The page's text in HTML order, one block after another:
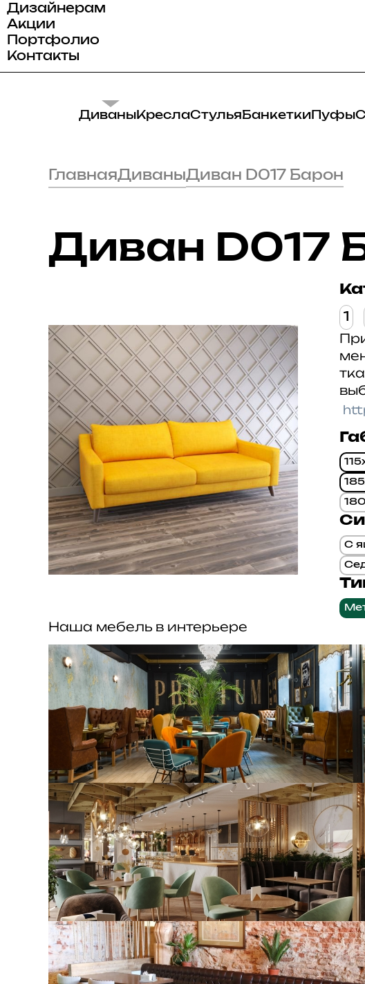
Дизайнерам
Акции
Портфолио
Контакты
ДиваныКреслаСтульяБанкеткиПуфы
ГлавнаяДиваныДиван D017 Барон
Диван D017
1
С
Наша мебель в интерьере